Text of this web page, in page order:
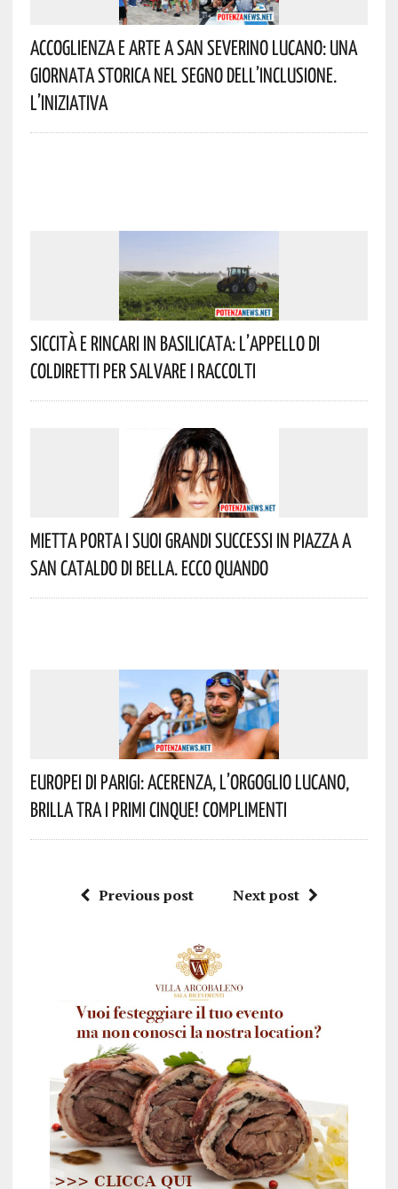
Accoglienza E Arte A San Severino Lucano: Una
Giornata Storica Nel Segno Dell’inclusione.
L’iniziativa
Siccità E Rincari In Basilicata: L’appello Di
Coldiretti Per Salvare I Raccolti
Mietta Porta I Suoi Grandi Successi In Piazza A
San Cataldo Di Bella. Ecco Quando
Europei Di Parigi: Acerenza, L’orgoglio Lucano,
Brilla Tra I Primi Cinque! Complimenti
Previous post Next post